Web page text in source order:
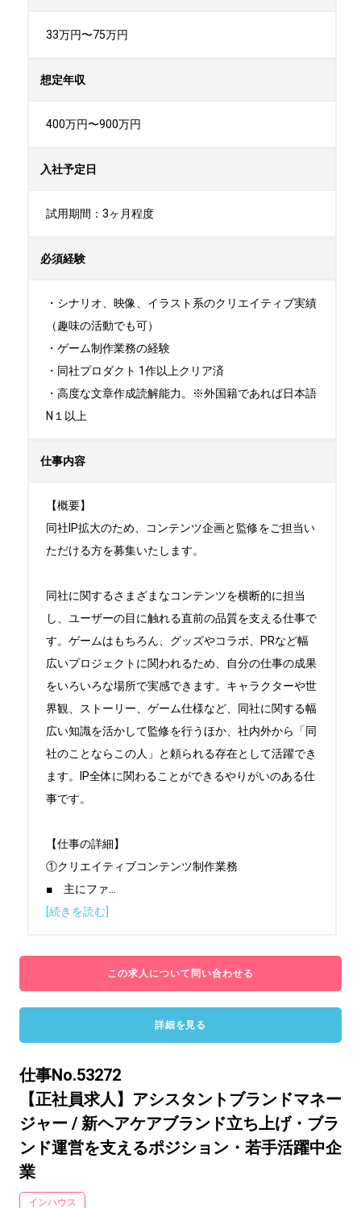
33万円〜75万円
想定年収
400万円〜900万円
入社予定日
試用期間：3ヶ月程度
必須経験
・シナリオ、映像、イラスト系のクリエイティブ実績
（趣味の活動でも可）
・ゲーム制作業務の経験
・同社プロダクト 1作以上クリア済
・高度な文章作成読解能力。※外国籍であれば日本語
N１以上
仕事内容
【概要】
同社IP拡大のため、コンテンツ企画と監修をご担当い
ただける方を募集いたします。
同社に関するさまざまなコンテンツを横断的に担当
し、ユーザーの目に触れる直前の品質を支える仕事で
す。ゲームはもちろん、グッズやコラボ、PRなど幅
広いプロジェクトに関われるため、自分の仕事の成果
をいろいろな場所で実感できます。キャラクターや世
界観、ストーリー、ゲーム仕様など、同社に関する幅
広い知識を活かして監修を行うほか、社内外から「同
社のことならこの人」と頼られる存在として活躍でき
ます。IP全体に関わることができるやりがいのある仕
事です。
【仕事の詳細】
①クリエイティブコンテンツ制作業務
■　主にファ
[続きを読む]
この求人について問い合わせる
詳細を見る
仕事No.53272
【正社員求人】アシスタントブランドマネー
ジャー / 新ヘアケアブランド立ち上げ・ブラ
ンド運営を支えるポジション・若手活躍中企
業
インハウス